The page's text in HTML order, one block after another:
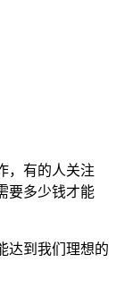
，有的人关注
要多少钱才能
达到我们理想的